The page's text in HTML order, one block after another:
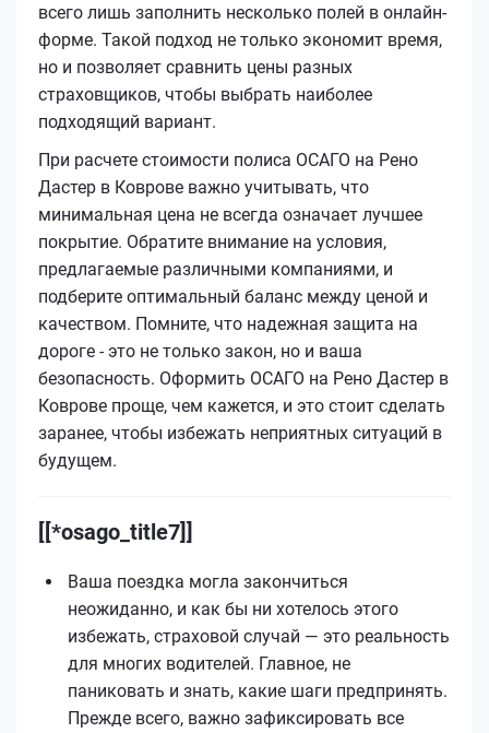
всего лишь заполнить несколько полей в онлайн-
форме. Такой подход не только экономит время,
но и позволяет сравнить цены разных
страховщиков, чтобы выбрать наиболее
подходящий вариант.
При расчете стоимости полиса ОСАГО на Рено
Дастер в Коврове важно учитывать, что
минимальная цена не всегда означает лучшее
покрытие. Обратите внимание на условия,
предлагаемые различными компаниями, и
подберите оптимальный баланс между ценой и
качеством. Помните, что надежная защита на
дороге - это не только закон, но и ваша
безопасность. Оформить ОСАГО на Рено Дастер в
Коврове проще, чем кажется, и это стоит сделать
заранее, чтобы избежать неприятных ситуаций в
будущем.
[[*osago_title7]]
Ваша поездка могла закончиться
неожиданно, и как бы ни хотелось этого
избежать, страховой случай — это реальность
для многих водителей. Главное, не
паниковать и знать, какие шаги предпринять.
Прежде всего, важно зафиксировать все